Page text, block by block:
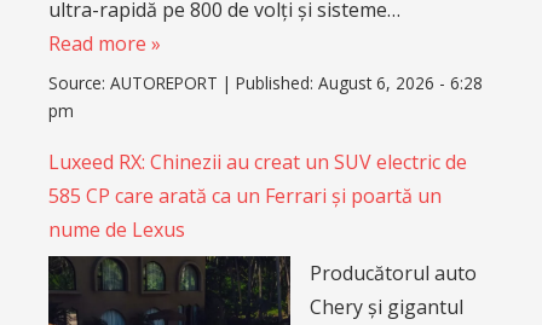
ultra-rapidă pe 800 de volți și sisteme…
Read more »
Source: AUTOREPORT | Published: August 6, 2026 - 6:28
pm
Luxeed RX: Chinezii au creat un SUV electric de
585 CP care arată ca un Ferrari și poartă un
nume de Lexus
Producătorul auto
Chery și gigantul